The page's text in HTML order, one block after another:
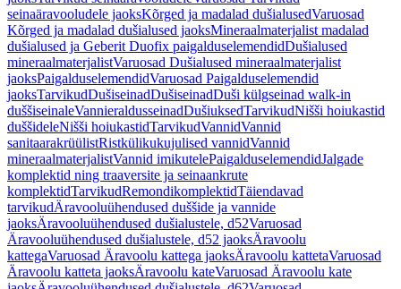
seinaäravooludele jaoksKõrged ja madalad dušialusedVaruosad
Kõrged ja madalad dušialused jaoksMineraalmaterjalist madalad
dušialused ja Geberit Duofix paigalduselemendidDušialused
mineraalmaterjalistVaruosad Dušialused mineraalmaterjalist
jaoksPaigalduselemendidVaruosad Paigalduselemendid
jaoksTarvikudDušiseinadDušiseinadDuši külgseinad walk-in
duššiseinaleVannieraldusseinadDušiuksedTarvikudNišši hoiukastid
duššideleNišši hoiukastidTarvikudVannidVannid
sanitaarakrüülistRistkülikukujulised vannidVannid
mineraalmaterjalistVannid imikutelePaigalduselemendidJalgade
komplektid ning traaversite ja seinaankrute
komplektidTarvikudRemondikomplektidTäiendavad
tarvikudÄravooluühendused duššide ja vannide
jaoksÄravooluühendused dušialustele, d52Varuosad
Äravooluühendused dušialustele, d52 jaoksÄravoolu
kattegaVaruosad Äravoolu kattega jaoksÄravoolu kattetaVaruosad
Äravoolu katteta jaoksÄravoolu kateVaruosad Äravoolu kate